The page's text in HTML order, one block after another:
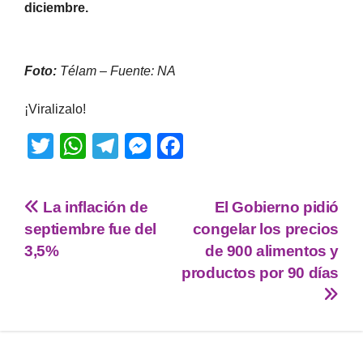
diciembre.
Foto: Télam – Fuente: NA
¡Viralizalo!
T
tt
er
W
at
s
T
e
gr
M
e
e
o
El Gobierno pidió
congelar los precios
de 900 alimentos y
productos por 90 días
La inflación de
septiembre fue del
3,5%